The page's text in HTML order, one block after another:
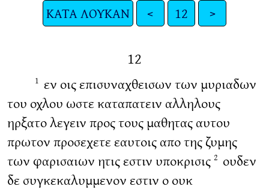
ΚΑΤΑ ΛΟΥΚΑΝ < 12 >
12
1 εν οις επισυναχθεισων των μυριαδων
του οχλου ωστε καταπατειν αλληλους
ηρξατο λεγειν προς τους μαθητας αυτου
πρωτον προσεχετε εαυτοις απο της ζυμης
των φαρισαιων ητις εστιν υποκρισις 2 ουδεν
δε συγκεκαλυμμενον εστιν ο ουκ